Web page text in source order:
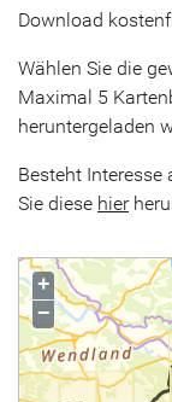
Download
Wählen Sie die
Maximal 5
heruntergeladen
Besteht Interesse
Sie diese hier
+
−